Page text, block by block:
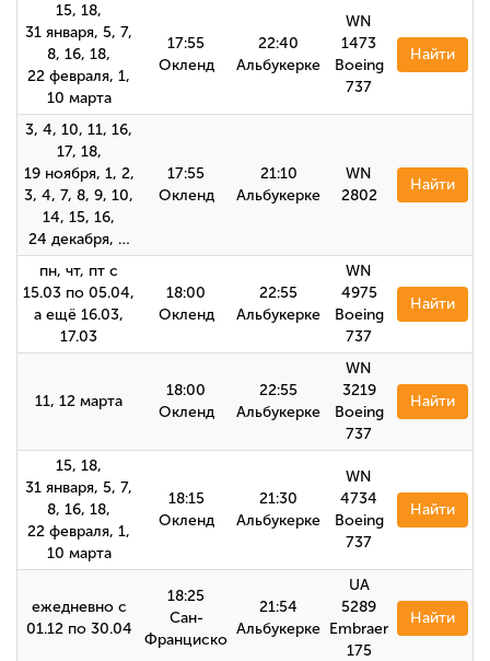
15, 18,
31 января, 5, 7,
8, 16, 18,
22 февраля, 1,
10 марта
17:55
Окленд
22:40
Альбукерке
WN
1473
Boeing
737
Найти
3, 4, 10, 11, 16,
17, 18,
19 ноября, 1, 2,
3, 4, 7, 8, 9, 10,
14, 15, 16,
24 декабря, …
17:55
Окленд
21:10
Альбукерке
WN
2802
Найти
пн, чт, пт с
15.03 по 05.04,
а ещё 16.03,
17.03
18:00
Окленд
22:55
Альбукерке
WN
4975
Boeing
737
Найти
11, 12 марта
18:00
Окленд
22:55
Альбукерке
WN
3219
Boeing
737
Найти
15, 18,
31 января, 5, 7,
8, 16, 18,
22 февраля, 1,
10 марта
18:15
Окленд
21:30
Альбукерке
WN
4734
Boeing
737
Найти
ежедневно с
01.12 по 30.04
18:25
Сан-
Франциско
21:54
Альбукерке
UA
5289
Embraer
175
Найти